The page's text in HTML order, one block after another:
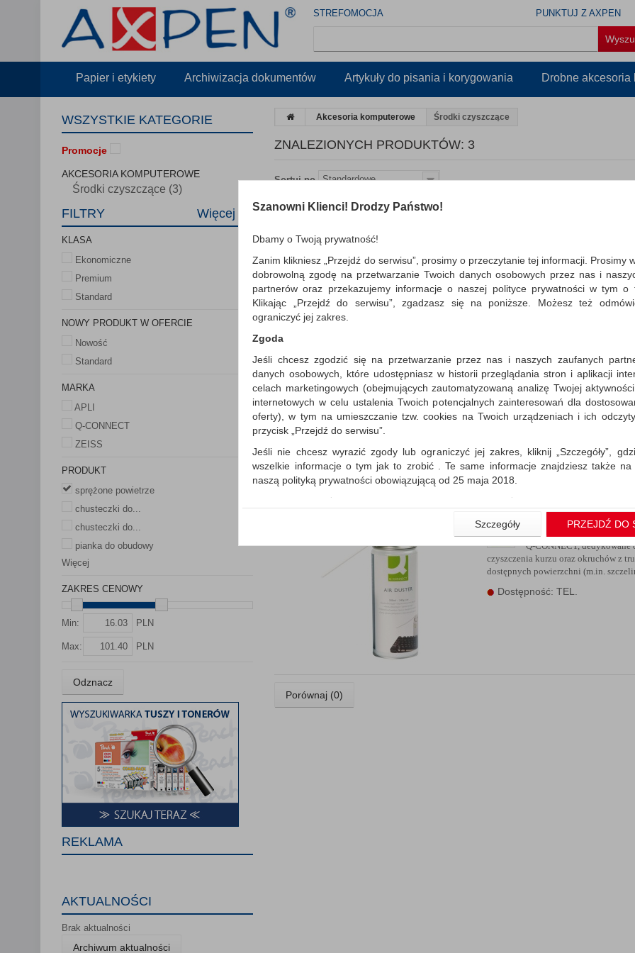
STREFOMOCJA PUNKTUJ Z AXPEN
Papier i etykiety Archiwizacja dokumentów Artykuły do pisania i korygowania Drobne akcesoria
WSZYSTKIE KATEGORIE
Promocje
AKCESORIA KOMPUTEROWE
Środki czyszczące (3)
FILTRY Więcej
KLASA
Ekonomiczne
Premium
Standard
NOWY PRODUKT W OFERCIE
Nowość
Standard
MARKA
APLI
Q-CONNECT
ZEISS
PRODUKT
sprężone powietrze
chusteczki do...
chusteczki do...
pianka do obudowy
Więcej
ZAKRES CENOWY
Min: PLN
Max: PLN
Odznacz
REKLAMA
AKTUALNOŚCI
Brak aktualności
Archiwum aktualności
Akcesoria komputerowe Środki czyszczące
ZNALEZIONYCH PRODUKTÓW: 3
Sortuj po Standardowe
trudno dostępnych powierzchni:
drukarki, ...
Dostępność: TEL.
Sprężone powietrze palne
Q-CONNECT, dedykowane
czyszczenia kurzu oraz okruchów z
dostępnych powierzchni (m.in.
Sprężone powietrze
Q-CONNECT, dedykowane
czyszczenia kurzu oraz okruchów z
dostępnych powierzchni (m.in.
Dostępność: TEL.
Porównaj (0)
Szanowni Klienci! Drodzy Państwo!
Dbamy o Twoją prywatność!
Zanim klikniesz „Przejdź do serwisu”, prosimy o przeczytanie tej informacji. Prosimy
dobrowolną zgodę na przetwarzanie Twoich danych osobowych przez nas i
partnerów oraz przekazujemy informacje o naszej polityce prywatności w tym o
Klikając „Przejdź do serwisu”, zgadzasz się na poniższe. Możesz też
ograniczyć jej zakres.
Zgoda
Jeśli chcesz zgodzić się na przetwarzanie przez nas i naszych zaufanych
danych osobowych, które udostępniasz w historii przeglądania stron i aplikacji
celach marketingowych (obejmujących zautomatyzowaną analizę Twojej
internetowych w celu ustalenia Twoich potencjalnych zainteresowań dla
oferty), w tym na umieszczanie tzw. cookies na Twoich urządzeniach i ich
przycisk „Przejdź do serwisu”.
Jeśli nie chcesz wyrazić zgody lub ograniczyć jej zakres, kliknij „Szczegóły”,
wszelkie informacje o tym jak to zrobić . Te same informacje znajdziesz także
naszą polityką prywatności obowiązującą od 25 maja 2018.
W przypadku użytkowników zalogowanych, aby umożliwić prawidłową
Państwem i związane z tym prawidłowe działanie naszej strony www, a w
wysłanie potwierdzenia zamówienia na Państwa email lub wyświetlenie Państwu
informacji o promocjach czy cenach indywidualnych, ważna jest Państwa
której udzieliliście podczas zakładania konta.
Każda Państwa zgoda jest dobrowolna i można ją w dowolnym momencie wycofać.
Polityka prywatności (rozwiń)
Lista Zaufanych Partnerów (rozwiń)
Szczegóły PRZEJDŹ DO